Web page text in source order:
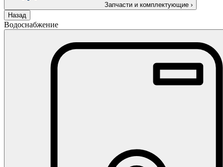
Запчасти и комплектующие ›
Назад
Водоснабжение